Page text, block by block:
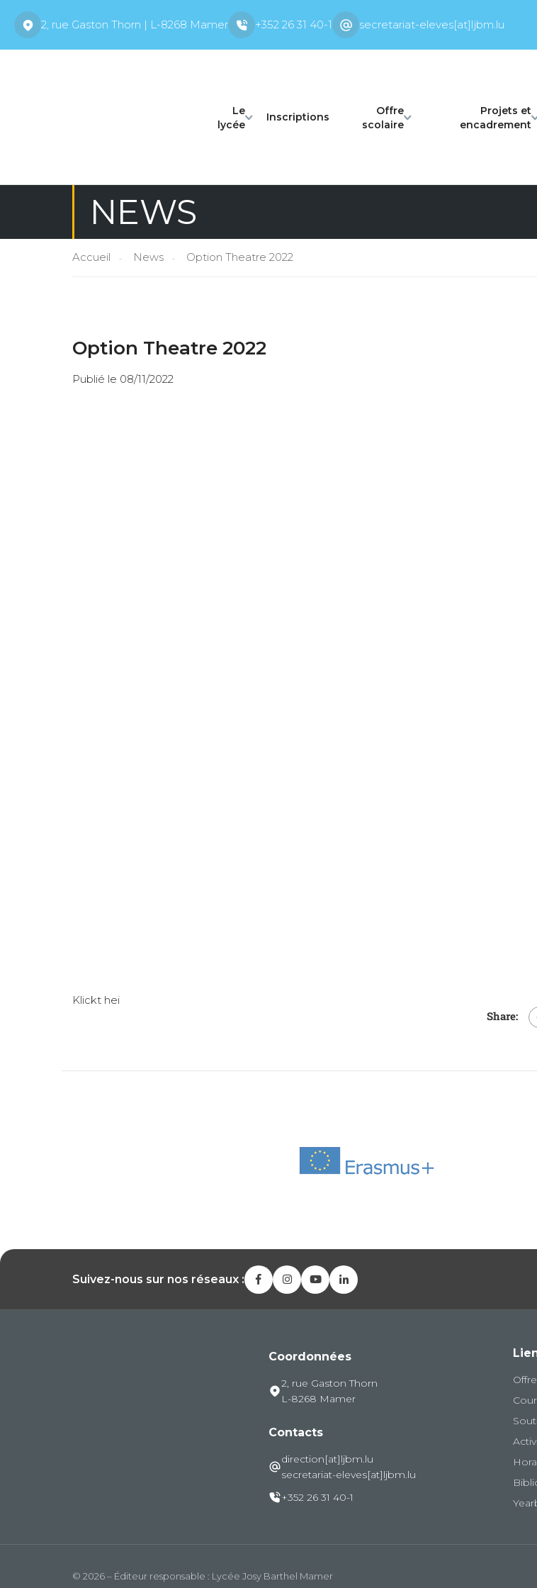
2, rue Gaston Thorn | L-8268 Mamer +352 26 31 40-1 secretariat-eleves[at]ljbm.lu
Le
lycée
Inscriptions
Offre
scolaire
Projets et
encadrement
NEWS
Accueil News Option Theatre 2022
Option Theatre 2022
Publié le 08/11/2022
Klickt hei
Share:
Suivez-nous sur nos réseaux :
Coordonnées
2, rue Gaston Thorn
L-8268 Mamer
Contacts
direction[at]ljbm.lu
secretariat-eleves[at]ljbm.lu
+352 26 31 40-1
© 2026 – Éditeur responsable : Lycée Josy Barthel Mamer